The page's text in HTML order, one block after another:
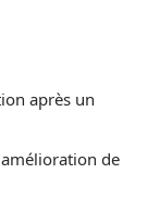
après un
de